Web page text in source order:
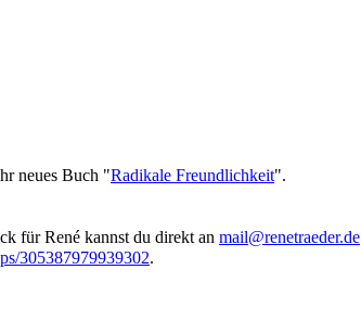
neues Buch "Radikale Freundlichkeit".
für René kannst du direkt an mail@renetraeder.de
305387979939302.